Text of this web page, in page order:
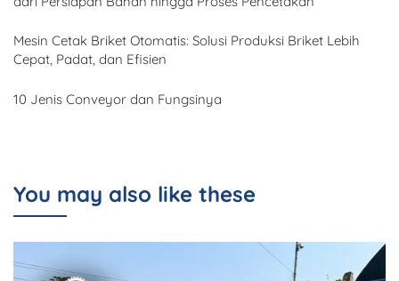
Mesin Cetak Briket Otomatis: Solusi Produksi Briket Lebih
Cepat, Padat, dan Efisien
10 Jenis Conveyor dan Fungsinya
You may also like these